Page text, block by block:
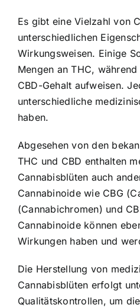
Es gibt eine Vielzahl von
unterschiedlichen
Wirkungsweisen. Einige
Mengen an THC,
CBD-Gehalt aufweisen.
unterschiedliche
haben.
Abgesehen von den
THC und CBD enthalten
Cannabisblüten auch
Cannabinoide wie CBG
(Cannabichromen) und
Cannabinoide können
Wirkungen haben und
Die Herstellung von
Cannabisblüten erfolgt
Qualitätskontrollen, um